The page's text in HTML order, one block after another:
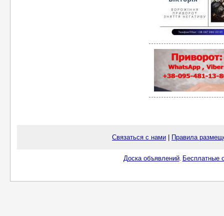
Связаться с нами Правила
Доска объявлений. Бесплатные